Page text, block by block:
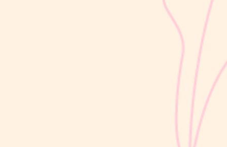
kulit bayi baru lahir sering kali membuat Mom & Dad khawatir.
Tidak jarang lapisan ini dianggap sebagai kotoran atau sisa cairan
persalinan yang harus segera dibersihkan, terutama jika jumlahnya